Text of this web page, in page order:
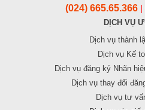
(024) 665.65.366
DỊCH VỤ
Dịch vụ thành
Dịch vụ Kế
Dịch vụ đăng ký Nhãn
Dịch vụ thay đổi
Dịch vụ tư